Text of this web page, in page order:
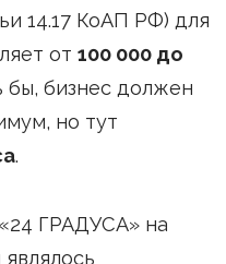
14.17 КоАП РФ) для
от 100 000 до
бы, бизнес должен
но тут
.
ГРАДУСА» на